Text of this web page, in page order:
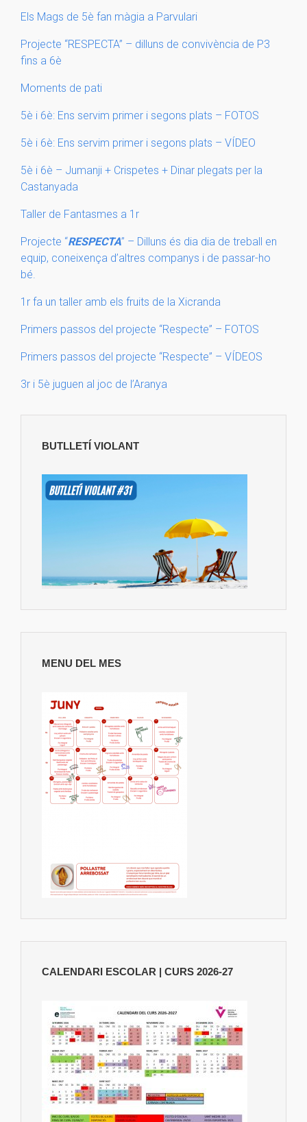
Els Mags de 5è fan màgia a Parvulari
Projecte “RESPECTA” – dilluns de convivència de P3
fins a 6è
Moments de pati
5è i 6è: Ens servim primer i segons plats – FOTOS
5è i 6è: Ens servim primer i segons plats – VÍDEO
5è i 6è – Jumanji + Crispetes + Dinar plegats per la
Castanyada
Taller de Fantasmes a 1r
Projecte “RESPECTA” – Dilluns és dia dia de treball en
equip, coneixença d’altres companys i de passar-ho
bé.
1r fa un taller amb els fruits de la Xicranda
Primers passos del projecte “Respecte” – FOTOS
Primers passos del projecte “Respecte” – VÍDEOS
3r i 5è juguen al joc de l’Aranya
BUTLLETÍ VIOLANT
MENU DEL MES
CALENDARI ESCOLAR | CURS 2026-27